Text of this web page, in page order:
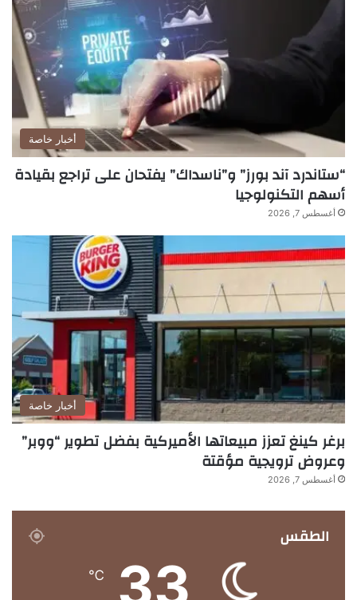
أخبار خاصة
“ستاندرد آند بورز” و”ناسداك” يفتحان على تراجع بقيادة
أسهم التكنولوجيا
أغسطس 7, 2026
أخبار خاصة
برغر كينغ تعزز مبيعاتها الأميركية بفضل تطوير “ووبر”
وعروض ترويجية مؤقتة
أغسطس 7, 2026
الطقس
33
℃